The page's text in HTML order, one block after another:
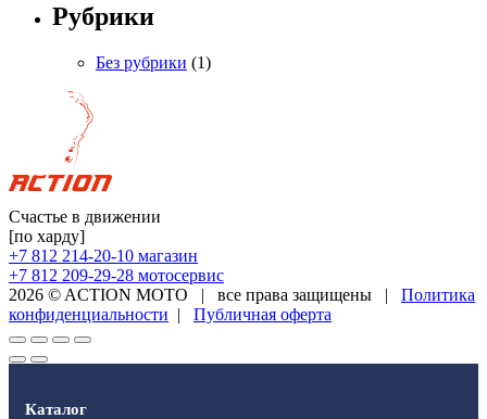
Рубрики
Без рубрики (1)
Счастье в движении
[по харду]
+7 812 214-20-10 магазин
+7 812 209-29-28 мотосервис
2026 © ACTION MOTO | все права защищены |
Политика
конфиденциальности | Публичная оферта
Каталог